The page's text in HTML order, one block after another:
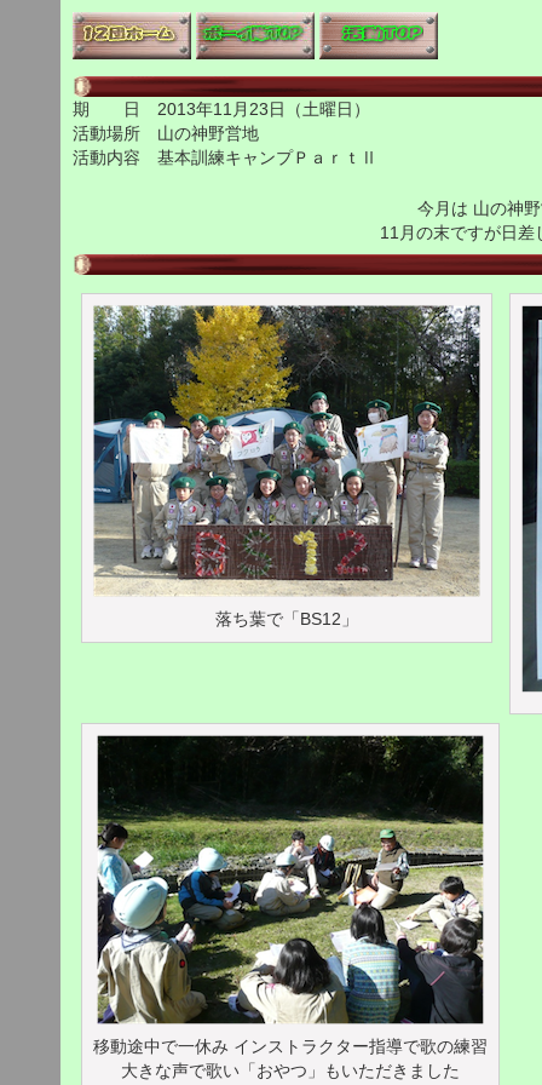
期 日 2013年11月23日（土曜日）
活動場所 山の神野営地
活動内容 基本訓練キャンプＰａｒｔⅡ
今月は 山の神
11月の末ですが日差
落ち葉で「BS12」
移動途中で一休み インストラクター指導で歌の練習
大きな声で歌い「おやつ」もいただきました